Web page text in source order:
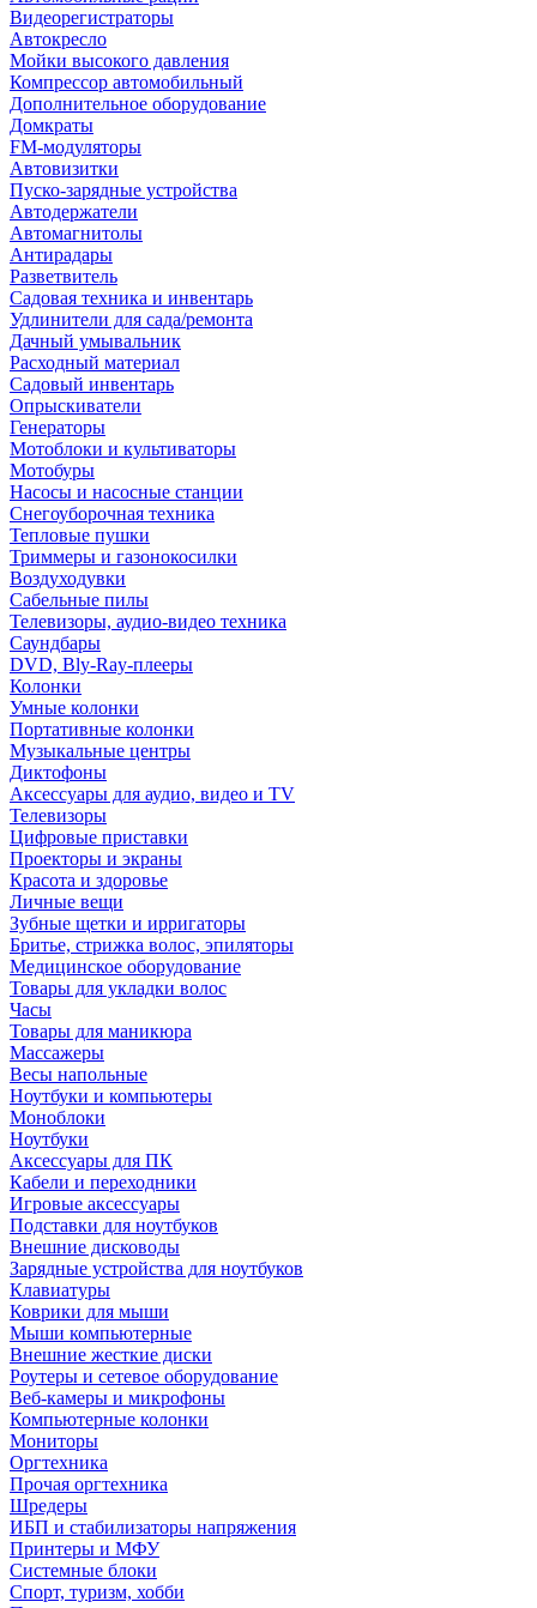
Видеорегистраторы
Автокресло
Мойки высокого давления
Компрессор автомобильный
Дополнительное оборудование
Домкраты
FM-модуляторы
Автовизитки
Пуско-зарядные устройства
Автодержатели
Автомагнитолы
Антирадары
Разветвитель
Садовая техника и инвентарь
Удлинители для сада/ремонта
Дачный умывальник
Расходный материал
Садовый инвентарь
Опрыскиватели
Генераторы
Мотоблоки и культиваторы
Мотобуры
Насосы и насосные станции
Снегоуборочная техника
Тепловые пушки
Триммеры и газонокосилки
Воздуходувки
Сабельные пилы
Телевизоры, аудио-видео техника
Саундбары
DVD, Bly-Ray-плееры
Колонки
Умные колонки
Портативные колонки
Музыкальные центры
Диктофоны
Аксессуары для аудио, видео и TV
Телевизоры
Цифровые приставки
Проекторы и экраны
Красота и здоровье
Личные вещи
Зубные щетки и ирригаторы
Бритье, стрижка волос, эпиляторы
Медицинское оборудование
Товары для укладки волос
Часы
Товары для маникюра
Массажеры
Весы напольные
Ноутбуки и компьютеры
Моноблоки
Ноутбуки
Аксессуары для ПК
Кабели и переходники
Игровые аксессуары
Подставки для ноутбуков
Внешние дисководы
Зарядные устройства для ноутбуков
Клавиатуры
Коврики для мыши
Мыши компьютерные
Внешние жесткие диски
Роутеры и сетевое оборудование
Веб-камеры и микрофоны
Компьютерные колонки
Мониторы
Оргтехника
Прочая оргтехника
Шредеры
ИБП и стабилизаторы напряжения
Принтеры и МФУ
Системные блоки
Спорт, туризм, хобби